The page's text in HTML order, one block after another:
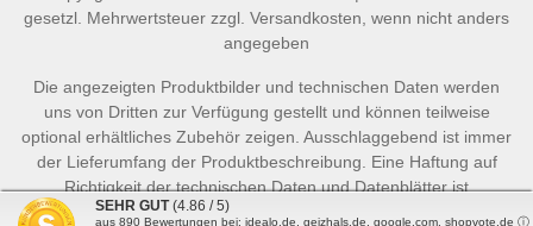
gesetzl. Mehrwertsteuer zzgl. Versandkosten, wenn nicht anders
angegeben
Die angezeigten Produktbilder und technischen Daten werden
uns von Dritten zur Verfügung gestellt und können teilweise
optional erhältliches Zubehör zeigen. Ausschlaggebend ist immer
der Lieferumfang der Produktbeschreibung. Eine Haftung auf
Richtigkeit der technischen Daten und Datenblätter ist
ausgeschlossen.
SEHR GUT (4.86 / 5)
aus 890 Bewertungen bei: idealo.de, geizhals.de, google.com, shopvote.de ⓘ